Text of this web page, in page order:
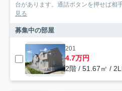
台があります。通話ボタンを押せば相
見る
募集中の部屋
201
4.7万円
2階 / 51.67㎡ /